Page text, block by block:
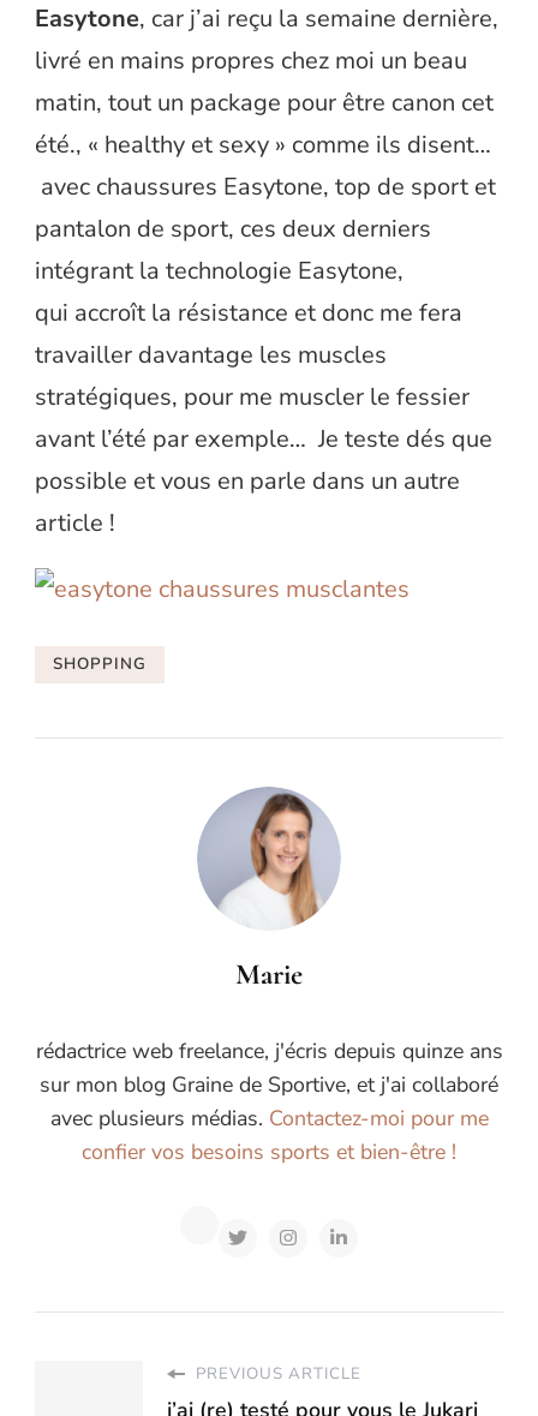
Easytone, car j’ai reçu la semaine dernière,
livré en mains propres chez moi un beau
matin, tout un package pour être canon cet
été., « healthy et sexy » comme ils disent…
avec chaussures Easytone, top de sport et
pantalon de sport, ces deux derniers
intégrant la technologie Easytone,
qui accroît la résistance et donc me fera
travailler davantage les muscles
stratégiques, pour me muscler le fessier
avant l’été par exemple… Je teste dés que
possible et vous en parle dans un autre
article !
SHOPPING
Marie
rédactrice web freelance, j'écris depuis quinze ans
sur mon blog Graine de Sportive, et j'ai collaboré
avec plusieurs médias. Contactez-moi pour me
confier vos besoins sports et bien-être !
PREVIOUS ARTICLE